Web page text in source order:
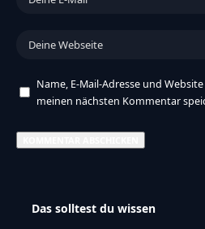
Name, E-Mail-Adresse und
meinen nächsten Kommentar
Das solltest du wissen